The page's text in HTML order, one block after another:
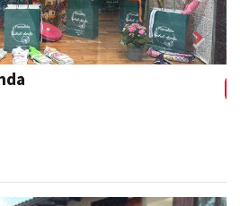
Next